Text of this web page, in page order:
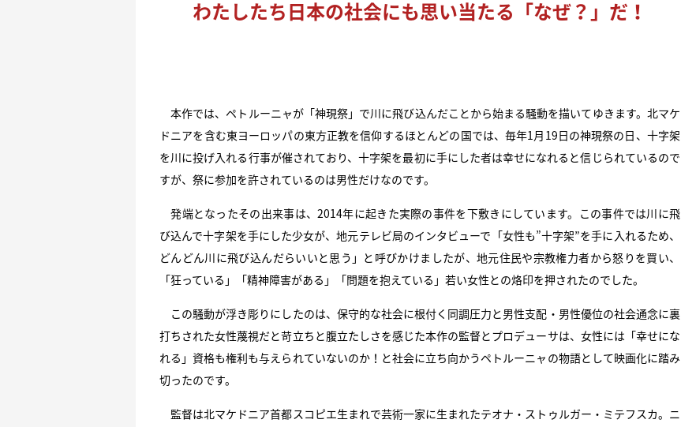
わたしたち日本の社会にも思い当たる「なぜ？」だ！
本作では、ペトルーニャが「神現祭」で川に飛び込んだことから始まる騒動を描いてゆきます。北マケ
ドニアを含む東ヨーロッパの東方正教を信仰するほとんどの国では、毎年1月19日の神現祭の日、十字架
を川に投げ入れる行事が催されており、十字架を最初に手にした者は幸せになれると信じられているので
すが、祭に参加を許されているのは男性だけなのです。
発端となったその出来事は、2014年に起きた実際の事件を下敷きにしています。この事件では川に飛
び込んで十字架を手にした少女が、地元テレビ局のインタビューで「女性も”十字架”を手に入れるため、
どんどん川に飛び込んだらいいと思う」と呼びかけましたが、地元住民や宗教権力者から怒りを買い、
「狂っている」「精神障害がある」「問題を抱えている」若い女性との烙印を押されたのでした。
この騒動が浮き彫りにしたのは、保守的な社会に根付く同調圧力と男性支配・男性優位の社会通念に裏
打ちされた女性蔑視だと苛立ちと腹立たしさを感じた本作の監督とプロデューサは、女性には「幸せにな
れる」資格も権利も与えられていないのか！と社会に立ち向かうペトルーニャの物語として映画化に踏み
切ったのです。
監督は北マケドニア首都スコピエ生まれで芸術一家に生まれたテオナ・ストゥルガー・ミテフスカ。ニ